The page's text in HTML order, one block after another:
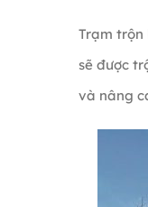
Trạm trộn
sẽ được
và nâng